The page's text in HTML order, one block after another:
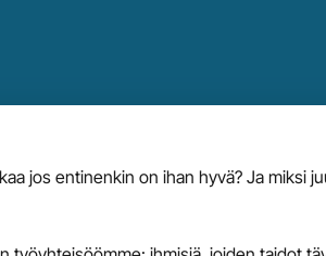
jos entinenkin on ihan hyvä? Ja miksi